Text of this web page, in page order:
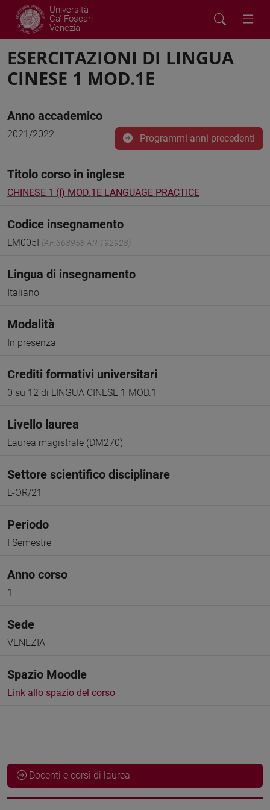
Università
Ca' Foscari
Venezia
ESERCITAZIONI DI LINGUA
CINESE 1 MOD.1E
Anno accademico
2021/2022 Programmi anni precedenti
Titolo corso in inglese
CHINESE 1 (I) MOD.1E LANGUAGE PRACTICE
Codice insegnamento
LM005I (AF:363958 AR:192928)
Lingua di insegnamento
Italiano
Modalità
In presenza
Crediti formativi universitari
0 su 12 di LINGUA CINESE 1 MOD.1
Livello laurea
Laurea magistrale (DM270)
Settore scientifico disciplinare
L-OR/21
Periodo
I Semestre
Anno corso
1
Sede
VENEZIA
Spazio Moodle
Link allo spazio del corso
Docenti e corsi di laurea